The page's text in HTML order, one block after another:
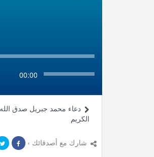
00:00
دعاء محمد جبريل صدق
الكريم
شارك مع أصدقائك ›